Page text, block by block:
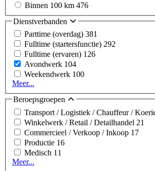
Binnen 100 km 476
Dienstverbanden
Parttime (overdag) 381
Fulltime (startersfunctie) 292
Fulltime (ervaren) 126
Avondwerk 104
Weekendwerk 100
Meer...
Beroepsgroepen
Transport / Logistiek / Chauffeur /
Winkelwerk / Retail / Detailhandel 21
Commercieel / Verkoop / Inkoop 17
Productie 16
Medisch 11
Meer...